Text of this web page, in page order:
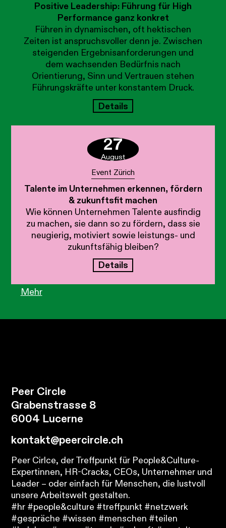
Positive Leadership: Führung für High
Performance ganz konkret
Führen in dynamischen, oft hektischen
Zeiten ist anspruchsvoller denn je. Zwischen
steigenden Ergebnisanforderungen und
dem wachsenden Bedürfnis nach
Orientierung, Sinn und Vertrauen stehen
Führungskräfte unter konstantem Druck.
Details
27
August
Event Zürich
Talente im Unternehmen erkennen, fördern
& zukunftsfit machen
Wie können Unternehmen Talente ausfindig
zu machen, sie dann so zu fördern, dass sie
neugierig, motiviert sowie leistungs- und
zukunftsfähig bleiben?
Details
Mehr
Peer Circle
Grabenstrasse 8
6004 Lucerne
kontakt@peercircle.ch
Peer Cirlce, der Treffpunkt für People&Culture-
Expertinnen, HR-Cracks, CEOs, Unternehmer und
Leader – oder einfach für Menschen, die lustvoll
unsere Arbeitswelt gestalten.
#hr #people&culture #treffpunkt #netzwerk
#gespräche #wissen #menschen #teilen